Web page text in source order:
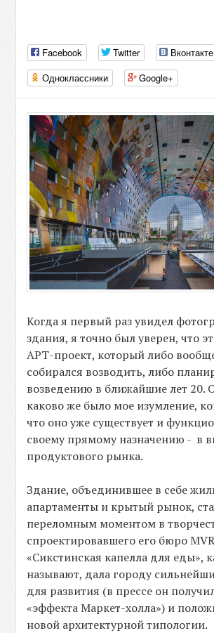
Facebook Twitter
Вконтакте
Одноклассники
Google+
Когда я первый раз увидел
здания, я точно был уверен, что
АРТ-проект, который либо
собирался возводить, либо
возведению в ближайшие лет 20.
каково же было мое изумление,
что оно уже существует и
своему прямому назначению - в
продуктового рынка.
Здание, объединившее в себе
апартаменты и крытый рынок,
переломным моментом в
спроектировавшего его бюро
«Сикстинская капелла для еды»,
называют, дала городу
для развития (в прессе он
«эффекта Маркет-холла») и
новой архитектурной типологии.